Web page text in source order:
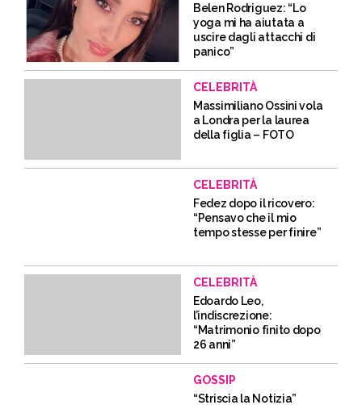
Belen Rodriguez: “Lo
yoga mi ha aiutata a
uscire dagli attacchi di
panico”
CELEBRITÀ
Massimiliano Ossini vola
a Londra per la laurea
della figlia – FOTO
CELEBRITÀ
Fedez dopo il ricovero:
“Pensavo che il mio
tempo stesse per finire”
CELEBRITÀ
Edoardo Leo,
l’indiscrezione:
“Matrimonio finito dopo
26 anni”
GOSSIP
“Striscia la Notizia”